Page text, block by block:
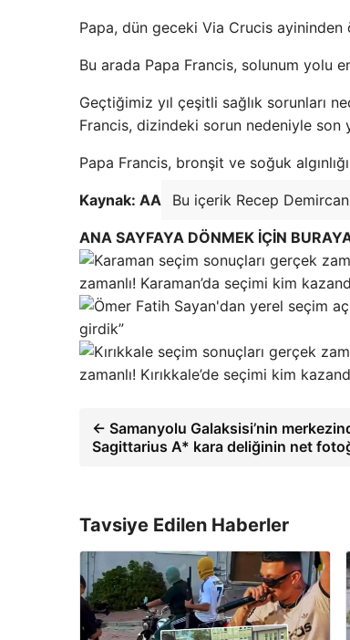
Papa, dün geceki Via Crucis ayininden
Bu arada Papa Francis, solunum yolu
Geçtiğimiz yıl çeşitli sağlık sorunları
Francis, dizindeki sorun nedeniyle
Papa Francis, bronşit ve soğuk
Kaynak: AA Bu içerik Recep Demircan
ANA SAYFAYA DÖNMEK İÇİN
zamanlı! Karaman’da seçimi kim
girdik”
zamanlı! Kırıkkale’de seçimi kim
← Samanyolu Galaksisi’nin
Sagittarius A* kara deliğinin net
Tavsiye Edilen Haberler